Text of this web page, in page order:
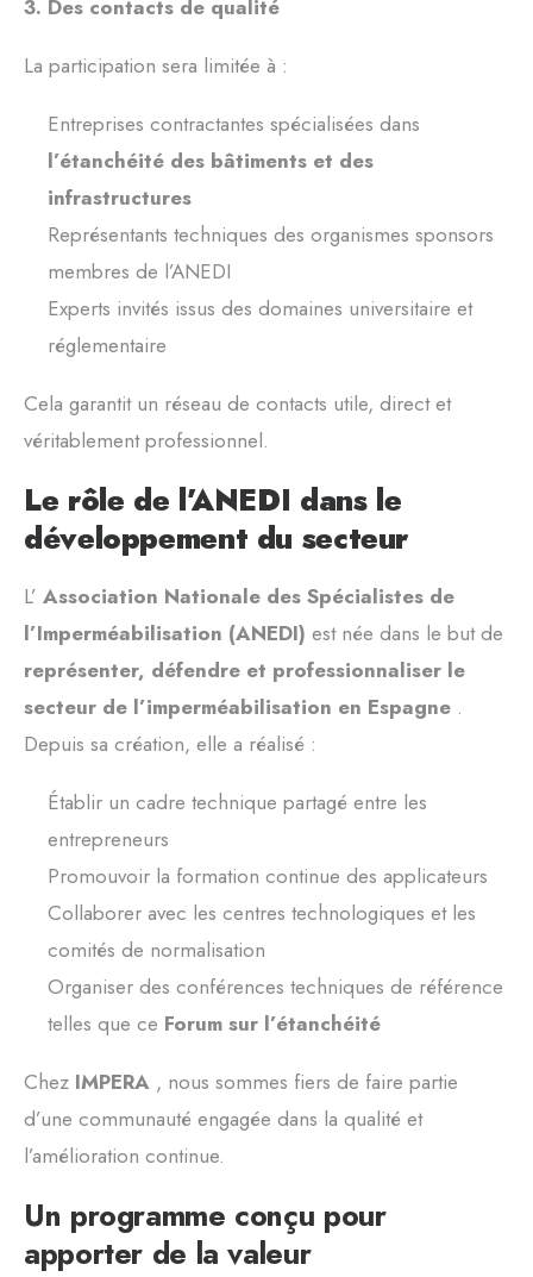
3. Des contacts de qualité
La participation sera limitée à :
Entreprises contractantes spécialisées dans
l’étanchéité des bâtiments et des
infrastructures
Représentants techniques des organismes sponsors
membres de l’ANEDI
Experts invités issus des domaines universitaire et
réglementaire
Cela garantit un réseau de contacts utile, direct et
véritablement professionnel.
Le rôle de l’ANEDI dans le
développement du secteur
L’ Association Nationale des Spécialistes de
l’Imperméabilisation (ANEDI) est née dans le but de
représenter, défendre et professionnaliser le
secteur de l’imperméabilisation en Espagne .
Depuis sa création, elle a réalisé :
Établir un cadre technique partagé entre les
entrepreneurs
Promouvoir la formation continue des applicateurs
Collaborer avec les centres technologiques et les
comités de normalisation
Organiser des conférences techniques de référence
telles que ce Forum sur l’étanchéité
Chez IMPERA , nous sommes fiers de faire partie
d’une communauté engagée dans la qualité et
l’amélioration continue.
Un programme conçu pour
apporter de la valeur